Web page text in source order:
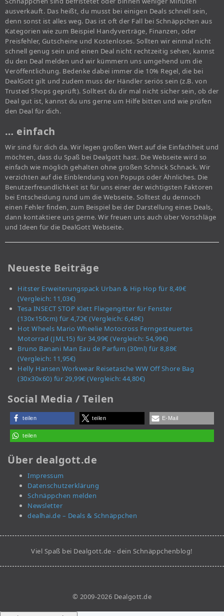
ausverkauft. Das heißt, du musst bei einigen Deals schnell sein,
denn sonst ist alles weg. Das ist oft der Fall bei Schnäppchen aus
Kategorien wie zum Beispiel Handyverträge, Finanzen, oder
Preisfehler, Gutscheine und Kostenloses. Sollten wir einmal nicht
schnell genug sein und einen Deal nicht rechtzeitig sehen, kannst
du den Deal melden und wir kümmern uns umgehend um die
Veröffentlichung. Bedenke dabei immer die 10% Regel, die bei
DealGott gilt und zudem muss der Händler seriös sein (z.B. von
Trusted Shops geprüft). Solltest du dir mal nicht sicher sein, ob der
Deal gut ist, kannst du uns gerne um Hilfe bitten und wie prüfen
den Deal für dich.
… einfach
Wir sind für dich da. Wir legen großen Wert auf die Einfachheit und
möchten, dass du Spaß bei Dealgott hast. Die Webseite wird so
einfach wie möglich gehalten ohne großen Schnick Schnack. Wir
verzichten auf die Einblendung von Popups oder Ähnliches. Die
Benutzerfreundlichkeit ist für uns einer der wichtigsten Faktoren
bei Entscheidung rund um die Webseite. Solltest du dennoch
einen Fehler finden, zum Beispiel bei der Darstellung eines Deals,
dann kontaktiere uns gerne. Wir freuen uns auch über Vorschläge
und Ideen für die DealGott Webseite.
Neueste Beiträge
Hitster Erweiterungspack Urban & Hip Hop für 8,49€
(Vergleich: 11,03€)
Tesa INSECT STOP Klett Fliegengitter für Fenster
(130x150cm) für 4,72€ (Vergleich: 6,48€)
Hot Wheels Mario Wheelie Motocross Ferngesteuertes
Motorrad (JML15) für 34,99€ (Vergleich: 54,99€)
Bruno Banani Man Eau de Parfum (30ml) für 8,88€
(Vergleich: 11,95€)
Helly Hansen Workwear Reisetasche WW Off Shore Bag
(30x30x60) für 29,99€ (Vergleich: 44,80€)
Social Media / Teilen
teilen teilen E-Mail
teilen
Über dealgott.de
Impressum
Datenschutzerklärung
Schnäppchen melden
Newsletter
dealhai.de – Deals & Schnäppchen
Viel Spaß bei Dealgott.de - dein Schnäppchenblog!
© 2009-2026 Dealgott.de